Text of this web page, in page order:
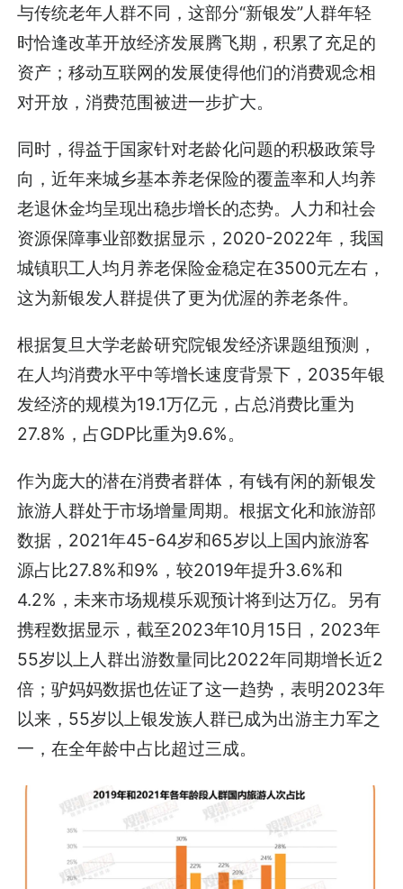
与传统老年人群不同，这部分“新银发”人群年轻
时恰逢改革开放经济发展腾飞期，积累了充足的
资产；移动互联网的发展使得他们的消费观念相
对开放，消费范围被进一步扩大。
同时，得益于国家针对老龄化问题的积极政策导
向，近年来城乡基本养老保险的覆盖率和人均养
老退休金均呈现出稳步增长的态势。人力和社会
资源保障事业部数据显示，2020-2022年，我国
城镇职工人均月养老保险金稳定在3500元左右，
这为新银发人群提供了更为优渥的养老条件。
根据复旦大学老龄研究院银发经济课题组预测，
在人均消费水平中等增长速度背景下，2035年银
发经济的规模为19.1万亿元，占总消费比重为
27.8%，占GDP比重为9.6%。
作为庞大的潜在消费者群体，有钱有闲的新银发
旅游人群处于市场增量周期。根据文化和旅游部
数据，2021年45-64岁和65岁以上国内旅游客
源占比27.8%和9%，较2019年提升3.6%和
4.2%，未来市场规模乐观预计将到达万亿。另有
携程数据显示，截至2023年10月15日，2023年
55岁以上人群出游数量同比2022年同期增长近2
倍；驴妈妈数据也佐证了这一趋势，表明2023年
以来，55岁以上银发族人群已成为出游主力军之
一，在全年龄中占比超过三成。